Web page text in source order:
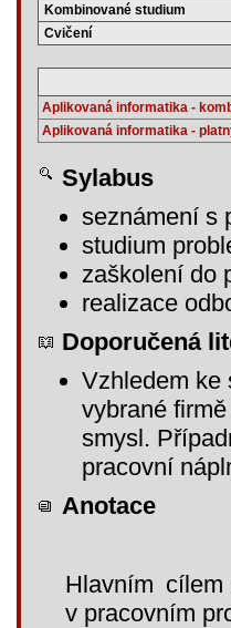
Kombinované studium
Cvičení
Aplikovaná informatika -
Aplikovaná informatika -
Sylabus
seznámení s
studium
zaškolení do
realizace
Doporučená
Vzhledem ke
vybrané
smysl.
pracovní
Anotace
Hlavním
v pracovním